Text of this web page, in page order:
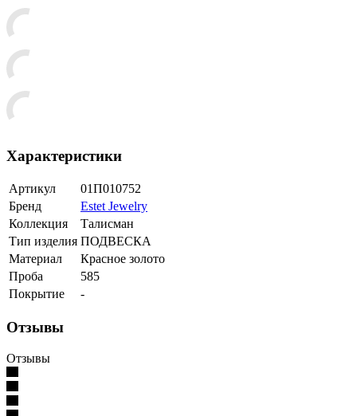
Характеристики
Артикул
01П010752
Бренд
Estet Jewelry
Коллекция
Талисман
Тип изделия ПОДВЕСКА
Материал
Красное золото
Проба
585
Покрытие
-
Отзывы
Отзывы